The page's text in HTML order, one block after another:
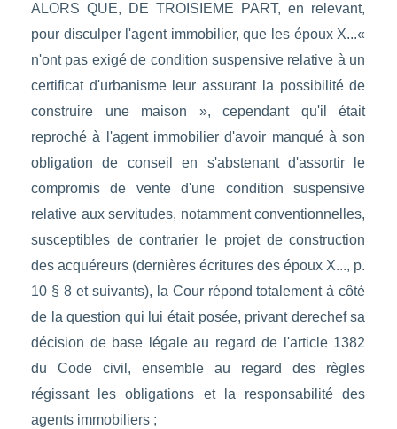
ALORS QUE, DE TROISIEME PART, en relevant,
pour disculper l'agent immobilier, que les époux X...«
n'ont pas exigé de condition suspensive relative à un
certificat d'urbanisme leur assurant la possibilité de
construire une maison », cependant qu'il était
reproché à l'agent immobilier d'avoir manqué à son
obligation de conseil en s'abstenant d'assortir le
compromis de vente d'une condition suspensive
relative aux servitudes, notamment conventionnelles,
susceptibles de contrarier le projet de construction
des acquéreurs (dernières écritures des époux X..., p.
10 § 8 et suivants), la Cour répond totalement à côté
de la question qui lui était posée, privant derechef sa
décision de base légale au regard de l'article 1382
du Code civil, ensemble au regard des règles
régissant les obligations et la responsabilité des
agents immobiliers ;